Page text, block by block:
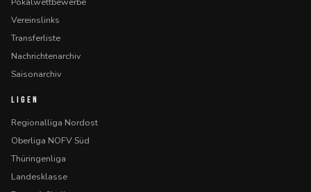
Vereinslinks
Transferliste
Nachrichtenarchiv
Saisonarchiv
LIGEN
Regionalliga Nordost
Oberliga NOFV Süd
Thüringenliga
Landesklasse